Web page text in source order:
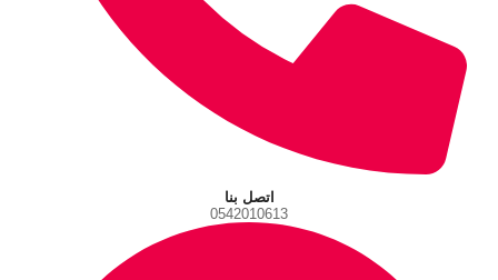
اتصل بنا
0542010613